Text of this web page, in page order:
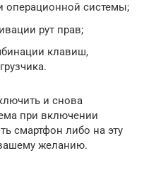
операционной системы;
рут прав;
клавиш,
и снова
при включении
смартфон либо на эту
желанию.